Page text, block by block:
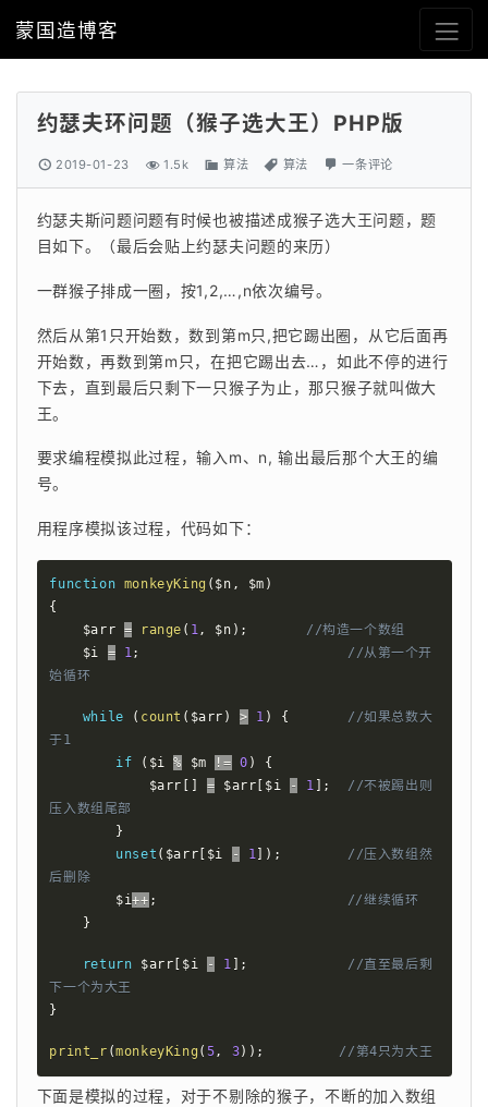
蒙国造博客
约瑟夫环问题（猴子选大王）PHP版
2019-01-23 1.5k 算法 算法 一条评论
约瑟夫斯问题问题有时候也被描述成猴子选大王问题，题
目如下。（最后会贴上约瑟夫问题的来历）
一群猴子排成一圈，按1,2,…,n依次编号。
然后从第1只开始数，数到第m只,把它踢出圈，从它后面再
开始数，再数到第m只，在把它踢出去…，如此不停的进行
下去，直到最后只剩下一只猴子为止，那只猴子就叫做大
王。
要求编程模拟此过程，输入m、n, 输出最后那个大王的编
号。
用程序模拟该过程，代码如下：
function monkeyKing ( $n , $m )
{
$arr = range ( 1, $n ) ;
//构造一个数组
$i
= 1;
//从第一个开
始循环
while ( count ( $arr ) > 1 ) {
//如果总数大
于1
if
( $i % $m != 0 )
{
$arr [ ] = $arr [ $i - 1 ] ;
//不被踢出则
压入数组尾部
}
unset ( $arr [ $i - 1] ) ;
//压入数组然
后删除
$i++ ;
//继续循环
}
return $arr [ $i - 1 ] ;
//直至最后剩
下一个为大王
}
print_r (monkeyKing ( 5, 3) ) ; //第4只为大王
下面是模拟的过程，对于不剔除的猴子，不断的加入数组